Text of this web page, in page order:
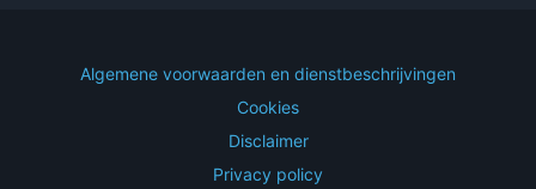
Algemene voorwaarden en dienstbeschrijvingen
Cookies
Disclaimer
Privacy policy